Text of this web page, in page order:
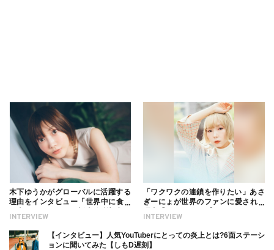
INTERVIEW
木下ゆうかがグローバルに活躍する
理由をインタビュー「世界中に食べ
ついても
INTERVIEW
「ワクワクの連鎖を作りたい」あさ
ぎーにょが世界のファンに愛される
【インタビュー】人気YouTuberにとっての炎上とは?6面ステーシ
ョンに聞いてみた【しもD遅刻】